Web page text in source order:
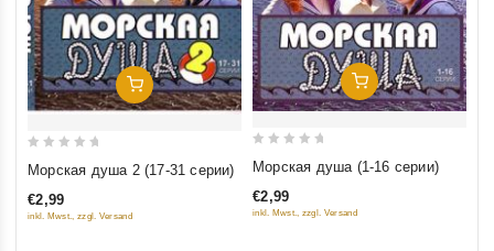
Добавить В Корзину
out
of
Морская душа 2 (17-31 серии)
€2,99
inkl. Mwst., zzgl. Versand
Добавить В Корзину
out
of
Морская душа (1-16 серии)
€2,99
inkl. Mwst., zzgl. Versand